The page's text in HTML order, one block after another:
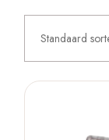
Standaard